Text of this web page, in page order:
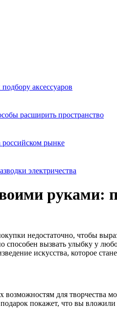
аксессуаров
расширить пространство
рынке
электричества
руками:
недостаточно, чтобы
вызвать улыбку у
искусства, которое
для творчества
покажет, что вы